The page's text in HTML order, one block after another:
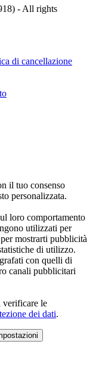
- All rights
di cancellazione
il tuo consenso
personalizzata.
loro comportamento
utilizzati per
mostrarti pubblicità
di utilizzo.
con quelli di
canali pubblicitari
verificare le
dei dati.